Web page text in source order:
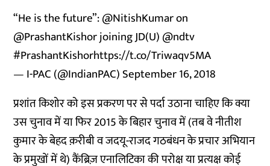
“He is the future”:@NitishKumaron
@PrashantKishorjoining JD(U)@ndtv
#PrashantKishorhttps://t.co/Triwaqv5MA
— I-PAC (@IndianPAC)September 16, 2018
प्रशांत किशोर को इस प्रकरण पर से पर्दा उठाना चाहिए कि क्या
उस चुनाव में या फिर 2015 के बिहार चुनाव में (तब वे नीतीश
कुमार के बेहद क़रीबी व जदयू-राजद गठबंधन के प्रचार अभियान
के प्रमुखों में थे) कैंब्रिज़ एनालिटिका की परोक्ष या प्रत्यक्ष कोई